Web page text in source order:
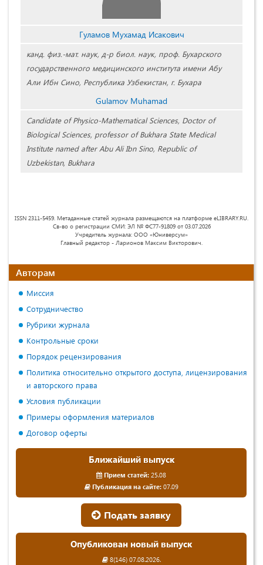
Гуламов Мухамад Исакович
канд. физ.-мат. наук, д-р биол. наук, проф. Бухарского
государственного медицинского института имени Абу
Али Ибн Сино, Республика Узбекистан, г. Бухара
Gulamov Muhamad
Candidate of Physico-Mathematical Sciences, Doctor of
Biological Sciences, professor of Bukhara State Medical
Institute named after Abu Ali Ibn Sino, Republic of
Uzbekistan, Bukhara
ISSN 2311-5459. Метаданные статей журнала размещаются на платформе eLIBRARY.RU.
Св-во о регистрации СМИ: ЭЛ № ФС77-91809 от 03.07.2026
Учредитель журнала: ООО «Юниверсум»
Главный редактор - Ларионов Максим Викторович.
Авторам
Миссия
Сотрудничество
Рубрики журнала
Контрольные сроки
Порядок рецензирования
Политика относительно открытого доступа, лицензирования
и авторского права
Условия публикации
Примеры оформления материалов
Договор оферты
Ближайший выпуск
Прием статей: 25.08
Публикация на сайте:07.09
Подать заявку
Опубликован новый выпуск
8(146) 07.08.2026.